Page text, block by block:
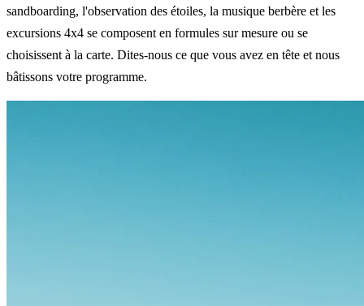
sandboarding, l'observation des étoiles, la musique berbère et les
excursions 4x4 se composent en formules sur mesure ou se
choisissent à la carte. Dites-nous ce que vous avez en tête et nous
bâtissons votre programme.